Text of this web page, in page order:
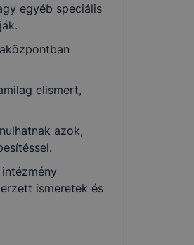
egyéb speciális
elismert,
azok,
ismeretek és